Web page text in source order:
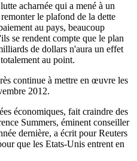
acharnée qui a mené à un
le plafond de la dette
au pays, beaucoup
se rendent compte que le plan
de dollars n'aura un effet
au point.
continue à mettre en œuvre les
2012.
économiques, fait craindre des
Summers, éminent conseiller
dernière, a écrit pour Reuters
que les Etats-Unis entrent en